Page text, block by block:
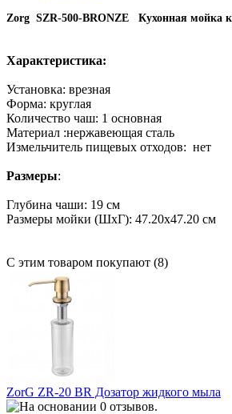
Zorg SZR-500-BRONZE Кухонная
Характеристика:
Установка: врезная
Форма: круглая
Количество чаш: 1 основная
Материал :нержавеющая сталь
Измельчитель пищевых отходов: нет
Размеры:
Глубина чаши: 19 см
Размеры мойки (ШхГ): 47.20х47.20 см
С этим товаром покупают (8)
ZorG ZR-20 BR Дозатор жидкого мыла